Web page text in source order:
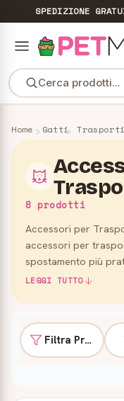
SPEDIZIONE
Cerca prodotti...
Home Gatti
8 prodotti
Accessori per
accessori per
spostamento più
comfort, igiene e
LEGGI TUTTO
Filtra Prodotti